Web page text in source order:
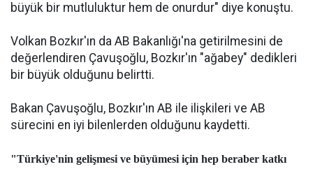
büyük bir mutluluktur hem de onurdur" diye konuştu.
Volkan Bozkır'ın da AB Bakanlığı'na getirilmesini de
değerlendiren Çavuşoğlu, Bozkır'ın "ağabey" dedikleri
bir büyük olduğunu belirtti.
Bakan Çavuşoğlu, Bozkır'ın AB ile ilişkileri ve AB
sürecini en iyi bilenlerden olduğunu kaydetti.
"Türkiye'nin gelişmesi ve büyümesi için hep beraber katkı